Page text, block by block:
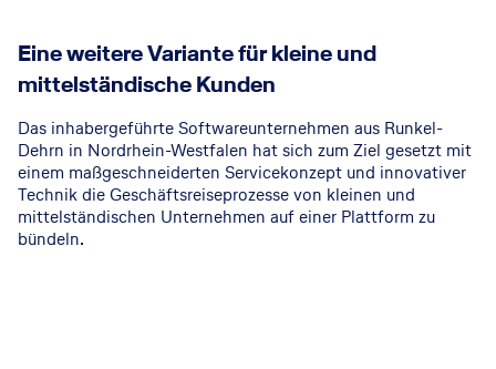
Eine weitere Variante für kleine und
mittelständische Kunden
Das inhabergeführte Softwareunternehmen aus Runkel-
Dehrn in Nordrhein-Westfalen hat sich zum Ziel gesetzt mit
einem maßgeschneiderten Servicekonzept und innovativer
Technik die Geschäftsreiseprozesse von kleinen und
mittelständischen Unternehmen auf einer Plattform zu
bündeln.